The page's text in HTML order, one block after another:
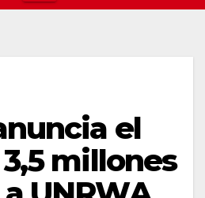
el
millones